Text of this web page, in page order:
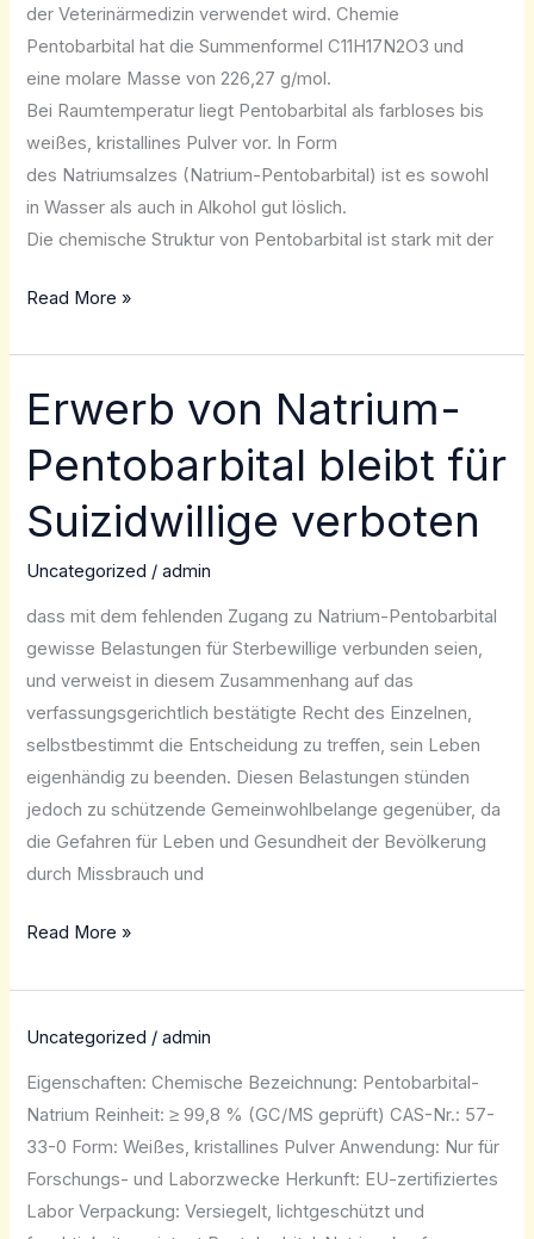
der Veterinärmedizin verwendet wird. Chemie
Pentobarbital hat die Summenformel C11H17N2O3 und
eine molare Masse von 226,27 g/mol.
Bei Raumtemperatur liegt Pentobarbital als farbloses bis
weißes, kristallines Pulver vor. In Form
des Natriumsalzes (Natrium-Pentobarbital) ist es sowohl
in Wasser als auch in Alkohol gut löslich.
Die chemische Struktur von Pentobarbital ist stark mit der
Read More »
Erwerb von Natrium-
Pentobarbital bleibt für
Suizidwillige verboten
Uncategorized /admin
dass mit dem fehlenden Zugang zu Natrium-Pentobarbital
gewisse Belastungen für Sterbewillige verbunden seien,
und verweist in diesem Zusammenhang auf das
verfassungsgerichtlich bestätigte Recht des Einzelnen,
selbstbestimmt die Entscheidung zu treffen, sein Leben
eigenhändig zu beenden. Diesen Belastungen stünden
jedoch zu schützende Gemeinwohlbelange gegenüber, da
die Gefahren für Leben und Gesundheit der Bevölkerung
durch Missbrauch und
Erwerb
von
Natrium-
bleibt
verboten
Read More »
Uncategorized /admin
Eigenschaften: Chemische Bezeichnung: Pentobarbital-
Natrium Reinheit: ≥ 99,8 % (GC/MS geprüft) CAS-Nr.: 57-
33-0 Form: Weißes, kristallines Pulver Anwendung: Nur für
Forschungs- und Laborzwecke Herkunft: EU-zertifiziertes
Labor Verpackung: Versiegelt, lichtgeschützt und